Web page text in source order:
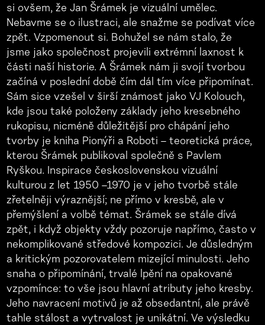
si ovšem, že Jan Šrámek je vizuální umělec.
Nebavme se o ilustraci, ale snažme se podívat více
zpět. Vzpomenout si. Bohužel se nám stalo, že
jsme jako společnost projevili extrémní laxnost k
části naší historie. A Šrámek nám ji svojí tvorbou
začíná v poslední době čím dál tím více připomínat.
Sám sice vzešel v širší známost jako VJ Kolouch,
kde jsou také položeny základy jeho kresebného
rukopisu, nicméně důležitější pro chápání jeho
tvorby je kniha Pionýři a Roboti – teoretická práce,
kterou Šrámek publikoval společně s Pavlem
Ryškou. Inspirace československou vizuální
kulturou z let 1950 –1970 je v jeho tvorbě stále
zřetelněji výraznější; ne přímo v kresbě, ale v
přemýšlení a volbě témat. Šrámek se stále dívá
zpět, i když objekty vždy pozoruje napřímo, často v
nekomplikované středové kompozici. Je důsledným
a kritickým pozorovatelem mizející minulosti. Jeho
snaha o připomínání, trvalé lpění na opakované
vzpomínce: to vše jsou hlavní atributy jeho kresby.
Jeho navracení motivů je až obsedantní, ale právě
tahle stálost a vytrvalost je unikátní. Ve výsledku